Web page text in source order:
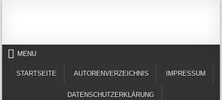
MENU
STARTSEITE AUTORENVERZEICHNIS IMPRESSUM
DATENSCHUTZERKLÄRUNG